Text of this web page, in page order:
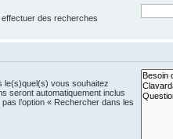
des recherches
le(s)quel(s) vous souhaitez
seront automatiquement inclus
l’option « Rechercher dans les